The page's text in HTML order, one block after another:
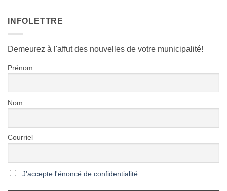
INFOLETTRE
Demeurez à l'affut des nouvelles de votre municipalité!
Prénom
Nom
Courriel
J'accepte l'énoncé de confidentialité.